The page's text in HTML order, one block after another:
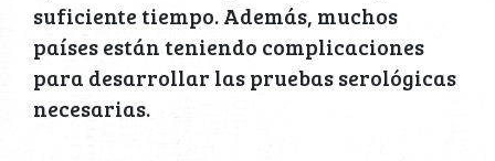
suficiente tiempo. Además, muchos
países están teniendo complicaciones
para desarrollar las pruebas serológicas
necesarias.